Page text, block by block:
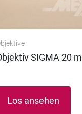
hinzufügen
SIGMA 20
Los ansehen